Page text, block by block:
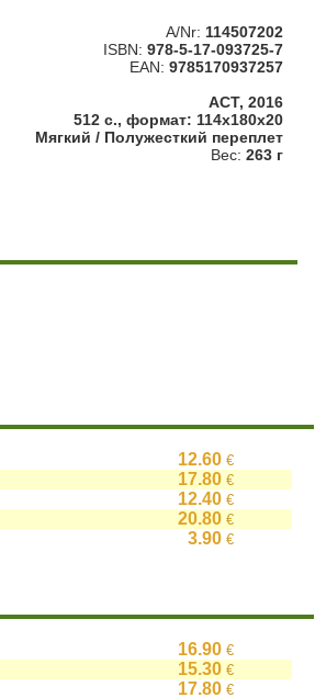
A/Nr: 114507202
ISBN: 978-5-17-093725-7
EAN: 9785170937257
АСТ, 2016
512 с., формат: 114x180x20
Мягкий / Полужесткий переплет
Вес: 263 г
12.60€
17.80€
12.40€
20.80€
3.90€
16.90€
15.30€
17.80€